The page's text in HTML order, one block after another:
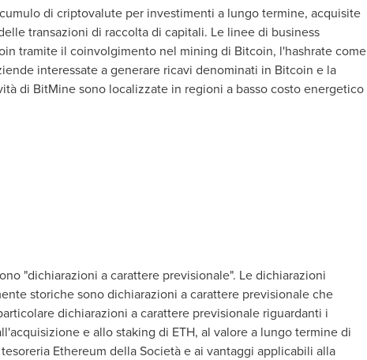
di criptovalute per investimenti a lungo termine, acquisite
transazioni di raccolta di capitali. Le linee di business
tramite il coinvolgimento nel mining di Bitcoin, l'hashrate come
interessate a generare ricavi denominati in Bitcoin e la
di BitMine sono localizzate in regioni a basso costo energetico
"dichiarazioni a carattere previsionale". Le dichiarazioni
storiche sono dichiarazioni a carattere previsionale che
dichiarazioni a carattere previsionale riguardanti i
e allo staking di ETH, al valore a lungo termine di
Ethereum della Società e ai vantaggi applicabili alla